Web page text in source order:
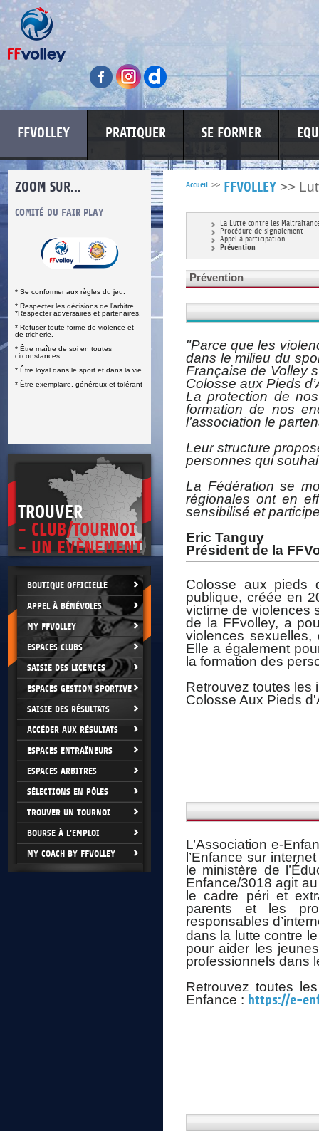
FFVOLLEY PRATIQUER SE FORMER
ZOOM SUR...
COMITÉ DU FAIR PLAY
* Se conformer aux règles du jeu.
* Respecter les décisions de l’arbitre.
*Respecter adversaires et partenaires.
* Refuser toute forme de violence et
de tricherie.
* Être maître de soi en toutes
circonstances.
* Être loyal dans le sport et dans la vie.
* Être exemplaire, généreux et tolérant
LUTTE CONTRE LES VIOLENCES MA PETITE
TROUVER
- CLUB/TOURNOI
- UN EVÈNEMENT
BOUTIQUE OFFICIELLE
APPEL À BÉNÉVOLES
MY FFVOLLEY
ESPACES CLUBS
SAISIE DES LICENCES
ESPACES GESTION SPORTIVE
SAISIE DES RÉSULTATS
ACCÉDER AUX RÉSULTATS
ESPACES ENTRAÎNEURS
ESPACES ARBITRES
SÉLECTIONS EN PÔLES
TROUVER UN TOURNOI
BOURSE À L'EMPLOI
MY COACH BY FFVOLLEY
Accueil >> FFVOLLEY >>
La Lutte contre les
Procédure de signalement
Appel à participation
Prévention
Prévention
"Parce que les
dans le milieu du
Française de Volley
Colosse aux Pieds
La protection de
formation de nos
l’association le
Leur structure
personnes qui
La Fédération se
régionales ont en
sensibilisé et
Eric Tanguy
Président de la
Colosse aux pieds
publique, créée en
victime de violences
de la FFvolley, a
violences
Elle a également
la formation des
Retrouvez toutes les
Colosse Aux Pieds
L’Association e-
l’Enfance sur
le ministère de
Enfance/3018 agit
le cadre péri et
parents et les
responsables
dans la lutte contre
pour aider les
professionnels dans
Retrouvez toutes
Enfance : https://e-